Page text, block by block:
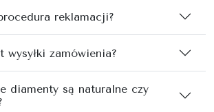
reklamacji?
wysyłki zamówienia?
diamenty są naturalne czy